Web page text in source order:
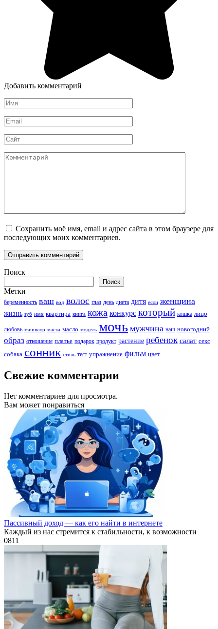
Добавить комментарий
Имя
*
Email
*
Сайт
Комментарий
Сохранить моё имя, email и адрес сайта в этом браузере для
последующих моих комментариев.
Поиск
Поиск
Метки
беременность ваш вод волос глаз день диета дитя если женщина
жизнь зуб имя квартира книга кожа конкурс который кошка лицо
любовь маникюр маска масло модель мочь мужчина наш новогодний
образ отношение платье подарок продукт растение ребенок салат секс
собака сонник стиль тест упражнение фильм цвет
Свежие комментарии
Нет комментариев для просмотра.
Вам может понравиться
Пассивный доход — как его найти в интернете
Каждый из нас стремится к стабильности, к возможности
0811